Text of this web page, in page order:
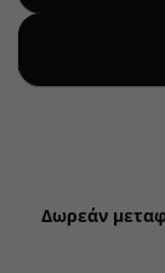
Δωρεάν